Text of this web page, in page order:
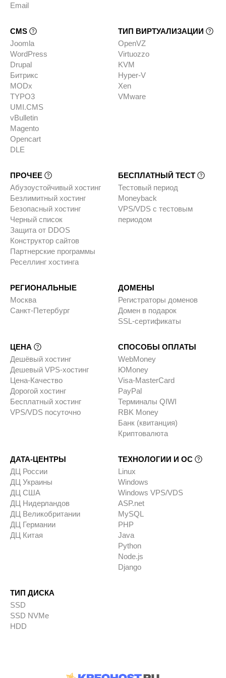
Email
CMS
Joomla
WordPress
Drupal
Битрикс
MODx
TYPO3
UMI.CMS
vBulletin
Magento
Opencart
DLE
ТИП ВИРТУАЛИЗАЦИИ
OpenVZ
Virtuozzo
KVM
Hyper-V
Xen
VMware
ПРОЧЕЕ
Абузоустойчивый хостинг
Безлимитный хостинг
Безопасный хостинг
Черный список
Защита от DDOS
Конструктор сайтов
Партнерские программы
Реселлинг хостинга
БЕСПЛАТНЫЙ ТЕСТ
Тестовый период
Moneyback
VPS/VDS с тестовым
периодом
РЕГИОНАЛЬНЫЕ
Москва
Санкт-Петербург
ДОМЕНЫ
Регистраторы доменов
Домен в подарок
SSL-сертификаты
ЦЕНА
Дешёвый хостинг
Дешевый VPS-хостинг
Цена-Качество
Дорогой хостинг
Бесплатный хостинг
VPS/VDS посуточно
СПОСОБЫ ОПЛАТЫ
WebMoney
ЮMoney
Visa-MasterCard
PayPal
Терминалы QIWI
RBK Money
Банк (квитанция)
Криптовалюта
ДАТА-ЦЕНТРЫ
ДЦ России
ДЦ Украины
ДЦ США
ДЦ Нидерландов
ДЦ Великобритании
ДЦ Германии
ДЦ Китая
ТЕХНОЛОГИИ И ОС
Linux
Windows
Windows VPS/VDS
ASP.net
MySQL
PHP
Java
Python
Node.js
Django
ТИП ДИСКА
SSD
SSD NVMe
HDD